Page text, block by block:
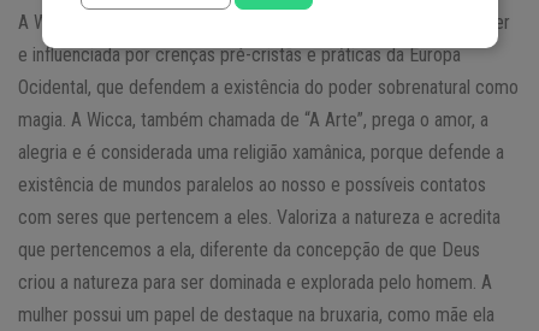
A Wicca é uma
neopagã criada pelo inglês Gerald Gardner
e influenciada por crenças pré-cristãs e práticas da Europa
Ocidental, que defendem a existência do poder sobrenatural como
magia. A Wicca, também chamada de “A Arte”, prega o amor, a
alegria e é considerada uma religião xamânica, porque defende a
existência de mundos paralelos ao nosso e possíveis contatos
com seres que pertencem a eles. Valoriza a natureza e acredita
que pertencemos a ela, diferente da concepção de que Deus
criou a natureza para ser dominada e explorada pelo homem. A
mulher possui um papel de destaque na bruxaria, como mãe ela